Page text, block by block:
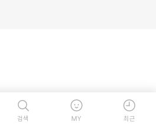
검색 MY 최근